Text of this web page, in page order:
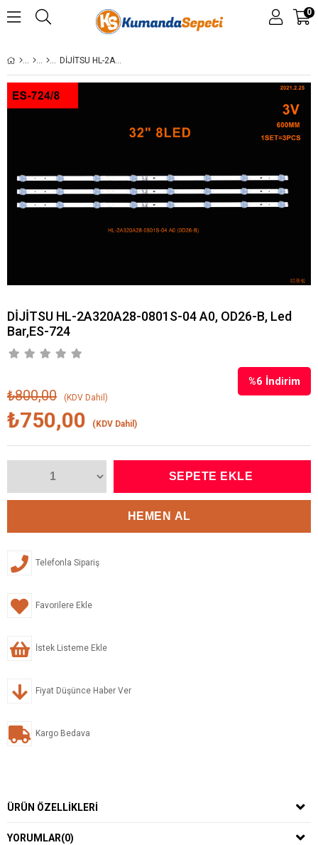
0
DİJİTSU HL-2A320A28-0801S-04 A0, OD26-B, LED BAR,ES-724
DİJİTSU HL-2A320A28-0801S-04 A0, OD26-B, Led
Bar,ES-724
%6 İndirim
₺800,00 (KDV Dahil)
₺750,00 (KDV Dahil)
Telefonla Sipariş
Favorilere Ekle
İstek Listeme Ekle
Fiyat Düşünce Haber Ver
Kargo Bedava
ÜRÜN ÖZELLIKLERI
YORUMLAR(0)